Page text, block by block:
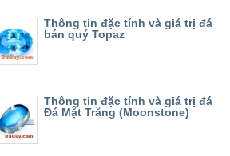
Thông tin đặc tính và giá trị đá
bán quý Topaz
Thông tin đặc tính và giá trị đá
Đá Mặt Trăng (Moonstone)